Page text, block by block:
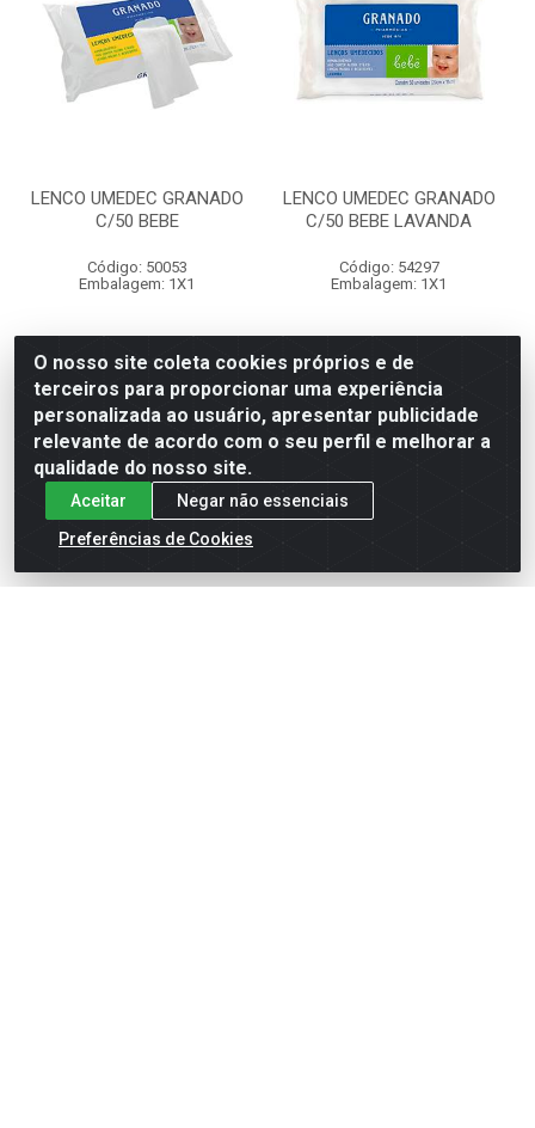
LENCO UMEDEC GRANADO
C/50 BEBE
Código: 50053
Embalagem: 1X1
R$ 15,65
Adicionar
LENCO UMEDEC GRANADO
C/50 BEBE LAVANDA
Código: 54297
Embalagem: 1X1
R$ 15,65
Adicionar
O nosso site coleta cookies próprios e de
terceiros para proporcionar uma experiência
personalizada ao usuário, apresentar publicidade
relevante de acordo com o seu perfil e melhorar a
qualidade do nosso site.
Aceitar
Negar não essenciais
Preferências de Cookies